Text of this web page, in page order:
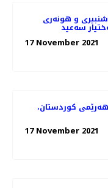
و هونەری
سەعید
17 November 2021
کوردستان،
17 November 2021